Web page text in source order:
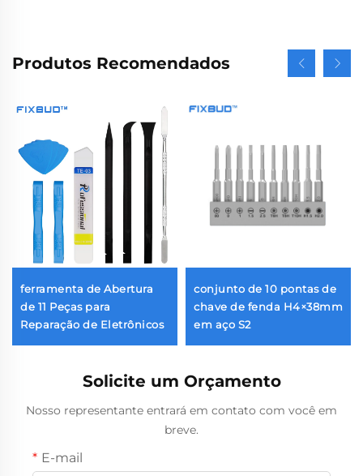
Produtos Recomendados
ferramenta de Abertura
de 11 Peças para
Reparação de Eletrônicos
conjunto de 10 pontas de
chave de fenda H4×38mm
em aço S2
Solicite um Orçamento
Nosso representante entrará em contato com você em
breve.
E-mail